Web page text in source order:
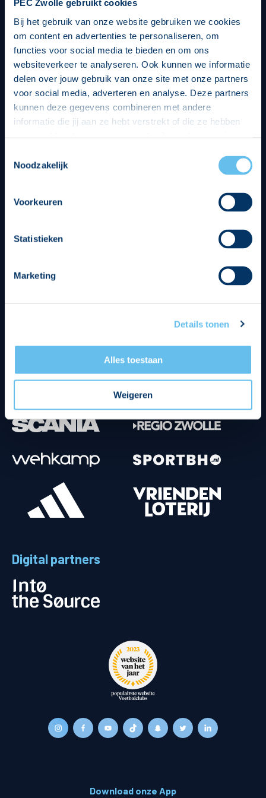
PEC Zwolle gebruikt cookies
Bij het gebruik van onze website gebruiken we cookies
om content en advertenties te personaliseren, om
functies voor social media te bieden en om ons
websiteverkeer te analyseren. Ook kunnen we informatie
delen over jouw gebruik van onze site met onze partners
voor social media, adverteren en analyse. Deze partners
kunnen deze gegevens combineren met andere
informatie die jij aan ze hebt verstrekt of die ze hebben
op een veilige en integere wijze. Je kunt je toestemming
beheren op de privacy- en cookieverklaring pagina.
Noodzakelijk
Voorkeuren
Statistieken
Marketing
Details tonen
Alles toestaan
Weigeren
Digital partners
Download onze App